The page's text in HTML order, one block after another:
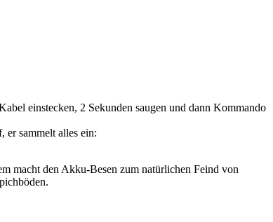
einstecken, 2 Sekunden saugen und dann Kommando
er sammelt alles ein:
macht den Akku-Besen zum natürlichen Feind von